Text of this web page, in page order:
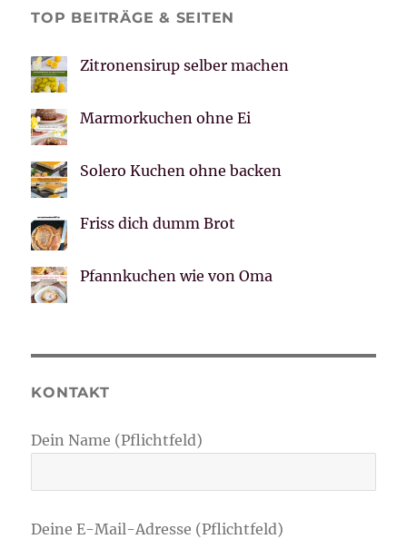
TOP BEITRÄGE & SEITEN
Zitronensirup selber machen
Marmorkuchen ohne Ei
Solero Kuchen ohne backen
Friss dich dumm Brot
Pfannkuchen wie von Oma
KONTAKT
Dein Name (Pflichtfeld)
Deine E-Mail-Adresse (Pflichtfeld)